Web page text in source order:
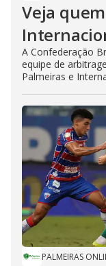
Veja
A Confederação
equipe de
Palmeiras e
PALMEIRAS